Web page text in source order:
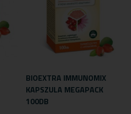
BIOEXTRA IMMUNOMIX
KAPSZULA MEGAPACK
100DB